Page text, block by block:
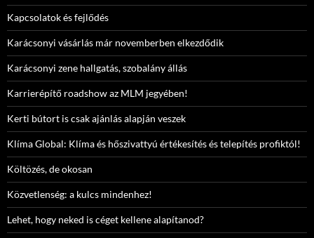
Kapcsolatok és fejlődés
Karácsonyi vásárlás már novemberben elkezdődik
Karácsonyi zene hallgatás, szobalány állás
Karrierépítő roadshow az MLM jegyében!
Kerti bútort is csak ajánlás alapján veszek
Klíma Global: Klíma és hőszivattyú értékesítés és telepítés profiktól!
Költözés, de okosan
Közvetlenség: a kulcs mindenhez!
Lehet, hogy neked is céget kellene alapítanod?